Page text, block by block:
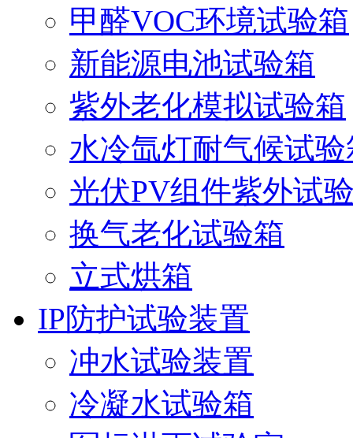
甲醛VOC环境试验箱
新能源电池试验箱
紫外老化模拟试验箱
水冷氙灯耐气候试验
光伏PV组件紫外试
换气老化试验箱
立式烘箱
IP防护试验装置
冲水试验装置
冷凝水试验箱